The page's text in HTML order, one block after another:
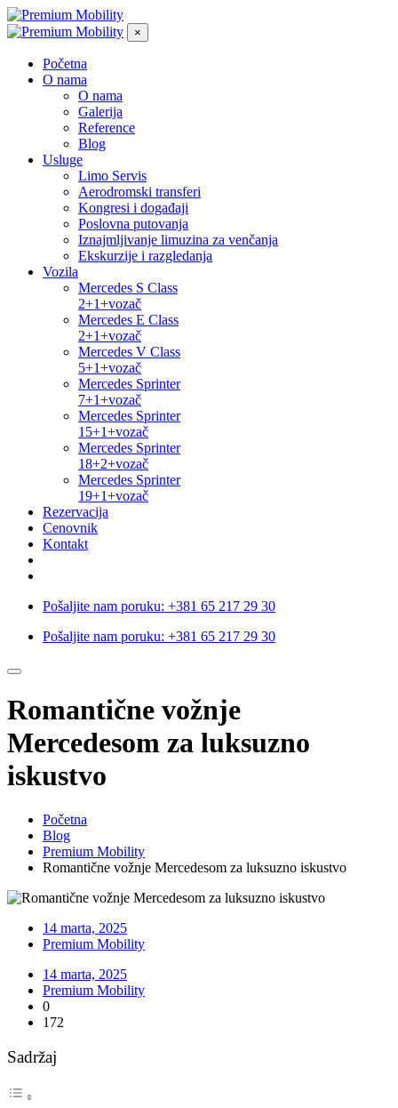
×
Početna
O nama
O nama
Galerija
Reference
Blog
Usluge
Limo Servis
Aerodromski transferi
Kongresi i događaji
Poslovna putovanja
Iznajmljivanje limuzina za venčanja
Ekskurzije i razgledanja
Vozila
Mercedes S Class
2+1+vozač
Mercedes E Class
2+1+vozač
Mercedes V Class
5+1+vozač
Mercedes Sprinter
7+1+vozač
Mercedes Sprinter
15+1+vozač
Mercedes Sprinter
18+2+vozač
Mercedes Sprinter
19+1+vozač
Rezervacija
Cenovnik
Kontakt
Pošaljite nam poruku: +381 65 217 29 30
Pošaljite nam poruku: +381 65 217 29 30
Romantične vožnje
Mercedesom za luksuzno
iskustvo
Početna
Blog
Premium Mobility
Romantične vožnje Mercedesom za luksuzno iskustvo
14 marta, 2025
Premium Mobility
14 marta, 2025
Premium Mobility
0
172
Sadržaj